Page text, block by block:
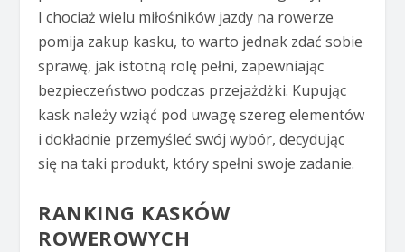
I chociaż wielu miłośników jazdy na rowerze
pomija zakup kasku, to warto jednak zdać sobie
sprawę, jak istotną rolę pełni, zapewniając
bezpieczeństwo podczas przejażdżki. Kupując
kask należy wziąć pod uwagę szereg elementów
i dokładnie przemyśleć swój wybór, decydując
się na taki produkt, który spełni swoje zadanie.
RANKING KASKÓW
ROWEROWYCH